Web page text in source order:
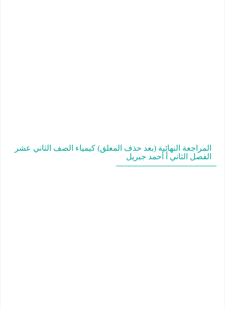
المراجعة النهائية (بعد حذف المعلق) كيمياء الصف الثاني عشر
الفصل الثاني أ أحمد جبريل